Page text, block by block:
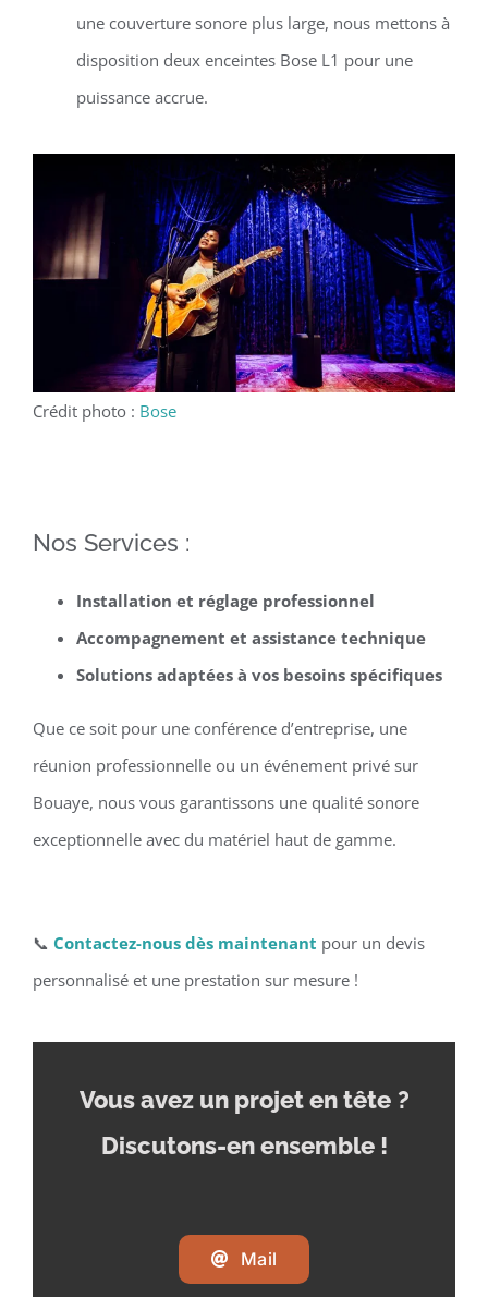
une couverture sonore plus large, nous mettons à
disposition deux enceintes Bose L1 pour une
puissance accrue.
Crédit photo : Bose
Nos Services :
Installation et réglage professionnel
Accompagnement et assistance technique
Solutions adaptées à vos besoins spécifiques
Que ce soit pour une conférence d’entreprise, une
réunion professionnelle ou un événement privé sur
Bouaye, nous vous garantissons une qualité sonore
exceptionnelle avec du matériel haut de gamme.
📞 Contactez-nous dès maintenant pour un devis
personnalisé et une prestation sur mesure !
Vous avez un projet en tête ?
Discutons-en ensemble !
Mail